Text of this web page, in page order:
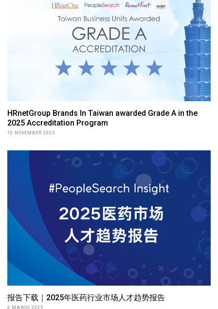
HRnetGroup Brands In Taiwan awarded Grade A in the
2025 Accreditation Program
10 NOVEMBER 2025
报告下载｜2025年医药行业市场人才趋势报告
3 MARCH 2025